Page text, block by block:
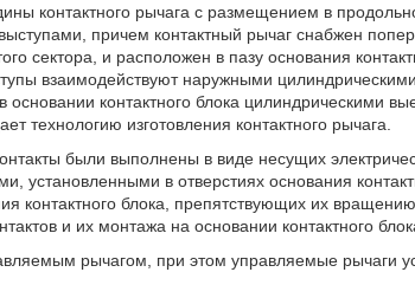
контактного рычага с размещением в
причем контактный рычаг снабжен
сектора, и расположен в пазу основания
взаимодействуют наружными цилиндрическими
контактного блока цилиндрическими
технологию изготовления контактного рычага.
были выполнены в виде несущих
установленными в отверстиях основания
контактного блока, препятствующих их
и их монтажа на основании контактного
рычагом, при этом управляемые рычаги